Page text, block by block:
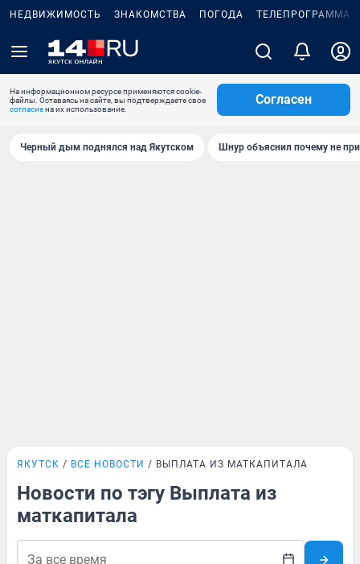
НЕДВИЖИМОСТЬ ЗНАКОМСТВА ПОГОДА ТЕЛЕПРОГРАММА
На информационном ресурсе применяются cookie-
файлы. Оставаясь на сайте, вы подтверждаете свое
согласиена их использование.
Согласен
Черный дым поднялся над Якутском Шнур объяснил почему не
ЯКУТСК ВСЕ НОВОСТИ ВЫПЛАТА ИЗ МАТКАПИТАЛА
Новости по тэгу Выплата из
маткапитала